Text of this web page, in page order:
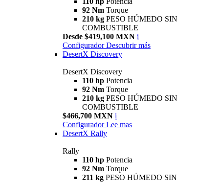
92 Nm Torque
210 kg PESO HÚMEDO SIN
COMBUSTIBLE
Desde $419,100 MXN i
Configurador Descubrir más
DesertX Discovery
DesertX Discovery
110 hp Potencia
92 Nm Torque
210 kg PESO HÚMEDO SIN
COMBUSTIBLE
$466,700 MXN i
Configurador Lee mas
DesertX Rally
Rally
110 hp Potencia
92 Nm Torque
211 kg PESO HÚMEDO SIN